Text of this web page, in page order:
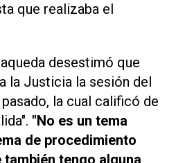
que realizaba el
desestimó que
la Justicia la sesión del
la cual calificó de
"No es un tema
de procedimiento
tengo alguna